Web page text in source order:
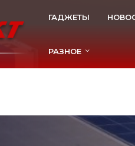
ГАДЖЕТЫ
РАЗНОЕ